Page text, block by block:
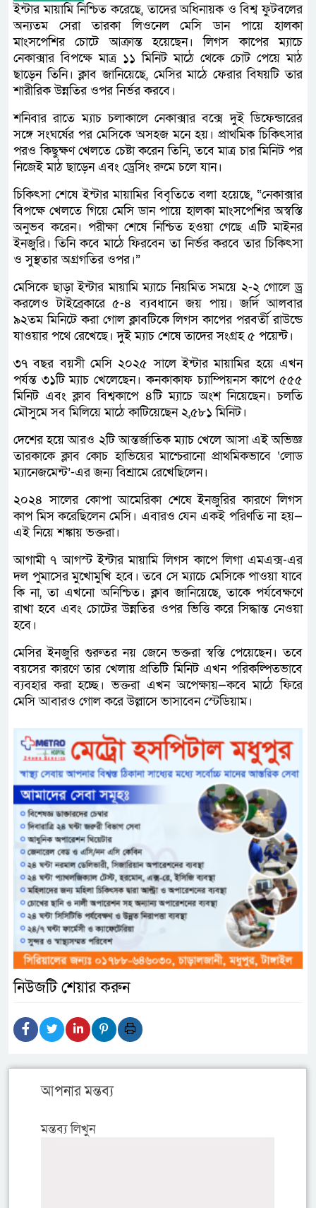
ইন্টার মায়ামি নিশ্চিত করেছে, তাদের অধিনায়ক ও বিশ্ব ফুটবলের
অন্যতম সেরা তারকা লিওনেল মেসি ডান পায়ে হালকা
মাংসপেশির চোটে আক্রান্ত হয়েছেন। লিগস কাপের ম্যাচে
নেকাক্সার বিপক্ষে মাত্র ১১ মিনিট মাঠে থেকে চোট পেয়ে মাঠ
ছাড়েন তিনি। ক্লাব জানিয়েছে, মেসির মাঠে ফেরার বিষয়টি তার
শারীরিক উন্নতির ওপর নির্ভর করবে।
শনিবার রাতে ম্যাচ চলাকালে নেকাক্সার বক্সে দুই ডিফেন্ডারের
সঙ্গে সংঘর্ষের পর মেসিকে অসহজ মনে হয়। প্রাথমিক চিকিৎসার
পরও কিছুক্ষণ খেলতে চেষ্টা করেন তিনি, তবে মাত্র চার মিনিট পর
নিজেই মাঠ ছাড়েন এবং ড্রেসিং রুমে চলে যান।
চিকিৎসা শেষে ইন্টার মায়ামির বিবৃতিতে বলা হয়েছে, “নেকাক্সার
বিপক্ষে খেলতে গিয়ে মেসি ডান পায়ে হালকা মাংসপেশির অস্বস্তি
অনুভব করেন। পরীক্ষা শেষে নিশ্চিত হওয়া গেছে এটি মাইনর
ইনজুরি। তিনি কবে মাঠে ফিরবেন তা নির্ভর করবে তার চিকিৎসা
ও সুস্থতার অগ্রগতির ওপর।”
মেসিকে ছাড়া ইন্টার মায়ামি ম্যাচে নিয়মিত সময়ে ২-২ গোলে ড্র
করলেও টাইব্রেকারে ৫-৪ ব্যবধানে জয় পায়। জর্দি আলবার
৯২তম মিনিটে করা গোল ক্লাবটিকে লিগস কাপের পরবর্তী রাউন্ডে
যাওয়ার পথে রেখেছে। দুই ম্যাচ শেষে তাদের সংগ্রহ ৫ পয়েন্ট।
৩৭ বছর বয়সী মেসি ২০২৫ সালে ইন্টার মায়ামির হয়ে এখন
পর্যন্ত ৩১টি ম্যাচ খেলেছেন। কনকাকাফ চ্যাম্পিয়নস কাপে ৫৫৫
মিনিট এবং ক্লাব বিশ্বকাপে ৪টি ম্যাচে অংশ নিয়েছেন। চলতি
মৌসুমে সব মিলিয়ে মাঠে কাটিয়েছেন ২,৫৮১ মিনিট।
দেশের হয়ে আরও ২টি আন্তর্জাতিক ম্যাচ খেলে আসা এই অভিজ্ঞ
তারকাকে ক্লাব কোচ হাভিয়ের মাশ্চেরানো প্রাথমিকভাবে ‘লোড
ম্যানেজমেন্ট’-এর জন্য বিশ্রামে রেখেছিলেন।
২০২৪ সালের কোপা আমেরিকা শেষে ইনজুরির কারণে লিগস
কাপ মিস করেছিলেন মেসি। এবারও যেন একই পরিণতি না হয়—
এই নিয়ে শঙ্কায় ভক্তরা।
আগামী ৭ আগস্ট ইন্টার মায়ামি লিগস কাপে লিগা এমএক্স-এর
দল পুমাসের মুখোমুখি হবে। তবে সে ম্যাচে মেসিকে পাওয়া যাবে
কি না, তা এখনো অনিশ্চিত। ক্লাব জানিয়েছে, তাকে পর্যবেক্ষণে
রাখা হবে এবং চোটের উন্নতির ওপর ভিত্তি করে সিদ্ধান্ত নেওয়া
হবে।
মেসির ইনজুরি গুরুতর নয় জেনে ভক্তরা স্বস্তি পেয়েছেন। তবে
বয়সের কারণে তার খেলায় প্রতিটি মিনিট এখন পরিকল্পিতভাবে
ব্যবহার করা হচ্ছে। ভক্তরা এখন অপেক্ষায়—কবে মাঠে ফিরে
মেসি আবারও গোল করে উল্লাসে ভাসাবেন স্টেডিয়াম।
নিউজটি শেয়ার করুন
আপনার মন্তব্য
মন্তব্য লিখুন